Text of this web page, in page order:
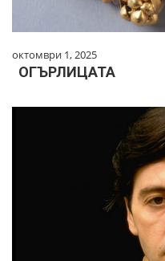
октомври 1, 2025
ОГЪРЛИЦАТА